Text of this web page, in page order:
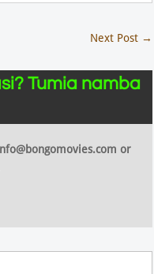
Next Post →
Tumia namba
or